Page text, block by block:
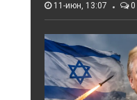
11-июн, 13:07 0